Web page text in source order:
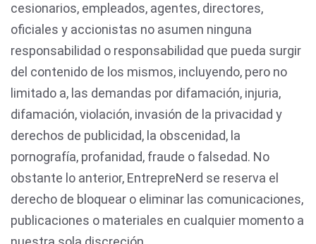
cesionarios, empleados, agentes, directores,
oficiales y accionistas no asumen ninguna
responsabilidad o responsabilidad que pueda surgir
del contenido de los mismos, incluyendo, pero no
limitado a, las demandas por difamación, injuria,
difamación, violación, invasión de la privacidad y
derechos de publicidad, la obscenidad, la
pornografía, profanidad, fraude o falsedad. No
obstante lo anterior, EntrepreNerd se reserva el
derecho de bloquear o eliminar las comunicaciones,
publicaciones o materiales en cualquier momento a